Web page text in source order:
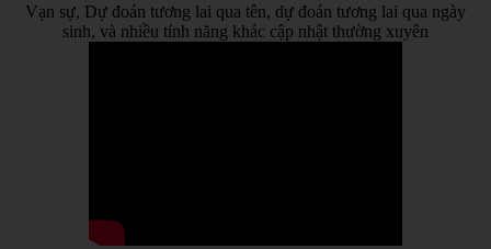
Vạn sự, Dự đoán tương lai qua tên, dự đoán tương lai qua ngày
sinh, và nhiều tính năng khác cập nhật thường xuyên